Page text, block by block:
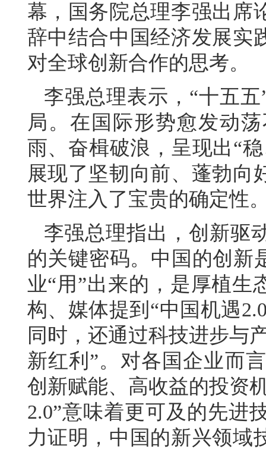
幕，国务院总理李强出席
辞中结合中国经济发展实
对全球创新合作的思考。
李强总理表示，“十五
局。在国际形势愈发动
雨、奋楫破浪，呈现出“
展现了坚韧向前、蓬勃向
世界注入了宝贵的确定性
李强总理指出，创新驱
的关键密码。中国的创新
业“用”出来的，是厚植生
构、媒体提到“中国机遇
同时，还通过科技进步与
新红利”。对各国企业而
创新赋能、高收益的投资
2.0”意味着更可及的先进
力证明，中国的新兴领域